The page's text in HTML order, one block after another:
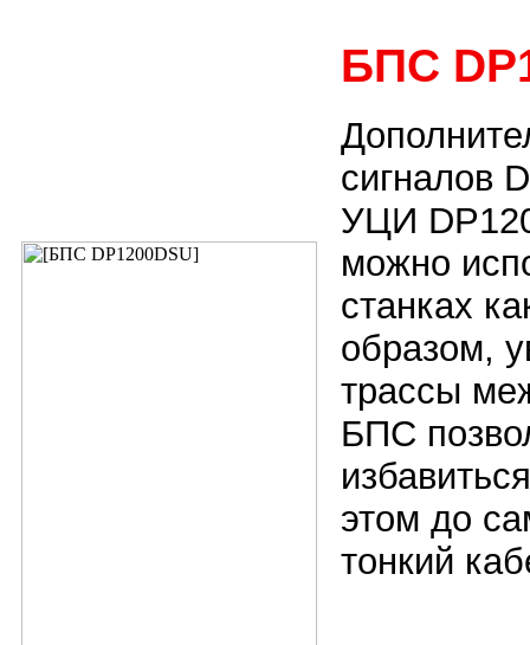
БПС
сигналов
УЦИ
можно
станках
образом,
трассы
БПС
этом до
тонкий